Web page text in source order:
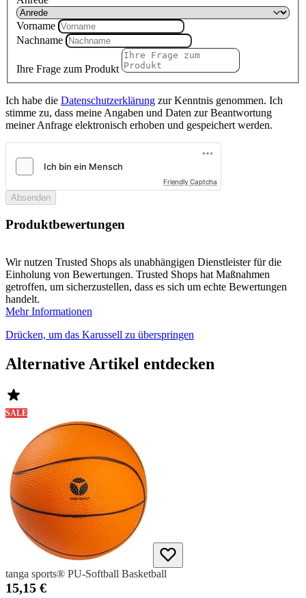
Vorname
Nachname
Ihre Frage zum Produkt
Ich habe die Datenschutzerklärung zur Kenntnis genommen. Ich
stimme zu, dass meine Angaben und Daten zur Beantwortung
meiner Anfrage elektronisch erhoben und gespeichert werden.
Friendly Captcha
Absenden
Produktbewertungen
Wir nutzen Trusted Shops als unabhängigen Dienstleister für die
Einholung von Bewertungen. Trusted Shops hat Maßnahmen
getroffen, um sicherzustellen, dass es sich um echte Bewertungen
handelt.
Mehr Informationen
Drücken, um das Karussell zu überspringen
Alternative Artikel entdecken
SALE
tanga sports® PU-Softball Basketball
15,15 €